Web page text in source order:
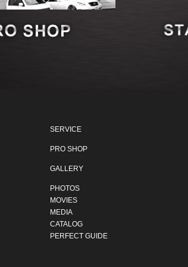
SERVICE
PRO SHOP
GALLERY
PHOTOS
MOVIES
MEDIA
CATALOG
PERFECT GUIDE